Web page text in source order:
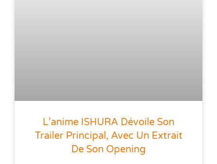
L’anime ISHURA Dévoile Son
Trailer Principal, Avec Un Extrait
De Son Opening